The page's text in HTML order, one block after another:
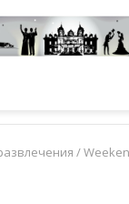
/